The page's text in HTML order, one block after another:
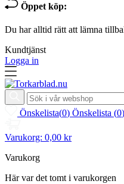
Öppet köp:
Du har alltid rätt att lämna
Kundtjänst
Logga in
Önskelista(0) Önskelista (0)
Varukorg: 0,00 kr
Varukorg
Här var det tomt i varukorgen